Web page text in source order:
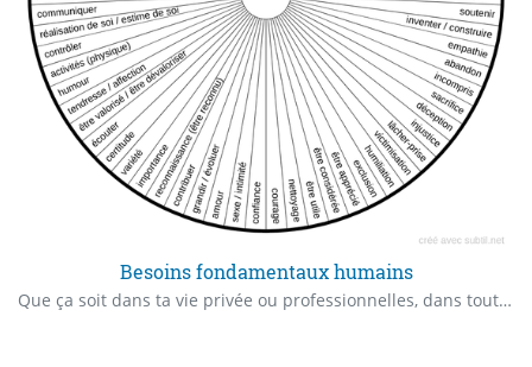
Besoins fondamentaux humains
Que ça soit dans ta vie privée ou professionnelles, dans toutes les relations avec les gens et toi-même, tu as besoin de découvrir qu'est-ce qu'il te faut... là-dessus, il faudra travailler ! :)